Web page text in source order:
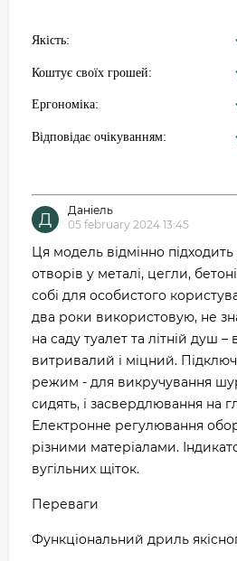
Якість:
Коштує своїх грошей:
Ергономіка:
Відповідає очікуванням:
Д
Даніель
05 february 2024 13:45
Ця модель відмінно
отворів у металі, цегли,
собі для особистого
два роки використовую, не
на саду туалет та літній душ
витривалий і міцний.
режим - для викручування
сидять, і засвердлювання на
Електронне регулювання
різними матеріалами.
вугільних щіток.
Переваги
Функціональний дриль